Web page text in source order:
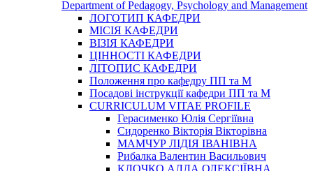
Department of Pedagogy, Psychology and Management
ЛОГОТИП КАФЕДРИ
МІСІЯ КАФЕДРИ
ВІЗІЯ КАФЕДРИ
ЦІННОСТІ КАФЕДРИ
ЛІТОПИС КАФЕДРИ
Положення про кафедру ПП та М
Посадові інструкції кафедри ПП та М
CURRICULUM VITAE PROFILE
Герасименко Юлія Сергіївна
Сидоренко Вікторія Вікторівна
МАМЧУР ЛІДІЯ ІВАНІВНА
Рибалка Валентин Васильович
КЛОЧКО АЛЛА ОЛЕКСІЇВНА